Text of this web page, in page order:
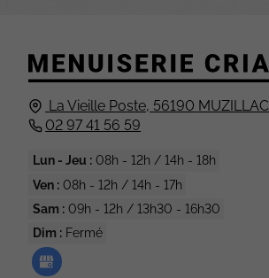
La Vieille Poste, 56190 MUZILLAC
02 97 41 56 59
Lun - Jeu :08h - 12h / 14h - 18h
Ven :08h - 12h / 14h - 17h
Sam :09h - 12h / 13h30 - 16h30
Dim :Fermé